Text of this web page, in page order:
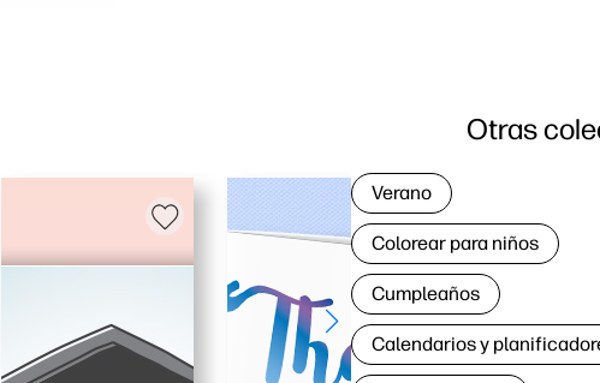
Otras
Verano
Colorear para niños
Cumpleaños
Calendarios y